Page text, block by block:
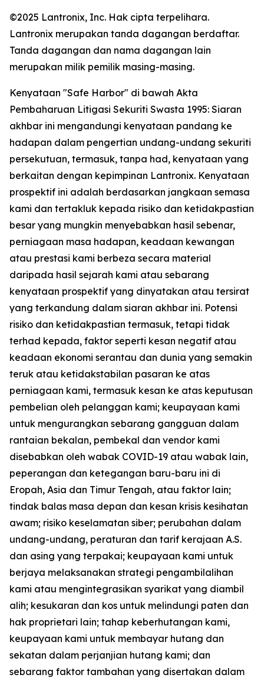
©2025 Lantronix, Inc. Hak cipta terpelihara.
Lantronix merupakan tanda dagangan berdaftar.
Tanda dagangan dan nama dagangan lain
merupakan milik pemilik masing-masing.
Kenyataan "Safe Harbor" di bawah Akta
Pembaharuan Litigasi Sekuriti Swasta 1995: Siaran
akhbar ini mengandungi kenyataan pandang ke
hadapan dalam pengertian undang-undang sekuriti
persekutuan, termasuk, tanpa had, kenyataan yang
berkaitan dengan kepimpinan Lantronix. Kenyataan
prospektif ini adalah berdasarkan jangkaan semasa
kami dan tertakluk kepada risiko dan ketidakpastian
besar yang mungkin menyebabkan hasil sebenar,
perniagaan masa hadapan, keadaan kewangan
atau prestasi kami berbeza secara material
daripada hasil sejarah kami atau sebarang
kenyataan prospektif yang dinyatakan atau tersirat
yang terkandung dalam siaran akhbar ini. Potensi
risiko dan ketidakpastian termasuk, tetapi tidak
terhad kepada, faktor seperti kesan negatif atau
keadaan ekonomi serantau dan dunia yang semakin
teruk atau ketidakstabilan pasaran ke atas
perniagaan kami, termasuk kesan ke atas keputusan
pembelian oleh pelanggan kami; keupayaan kami
untuk mengurangkan sebarang gangguan dalam
rantaian bekalan, pembekal dan vendor kami
disebabkan oleh wabak COVID-19 atau wabak lain,
peperangan dan ketegangan baru-baru ini di
Eropah, Asia dan Timur Tengah, atau faktor lain;
tindak balas masa depan dan kesan krisis kesihatan
awam; risiko keselamatan siber; perubahan dalam
undang-undang, peraturan dan tarif kerajaan A.S.
dan asing yang terpakai; keupayaan kami untuk
berjaya melaksanakan strategi pengambilalihan
kami atau mengintegrasikan syarikat yang diambil
alih; kesukaran dan kos untuk melindungi paten dan
hak proprietari lain; tahap keberhutangan kami,
keupayaan kami untuk membayar hutang dan
sekatan dalam perjanjian hutang kami; dan
sebarang faktor tambahan yang disertakan dalam